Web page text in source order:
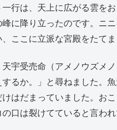
行は、天上に広がる雲を
に降り立ったのです。ニ
ここに立派な宮殿をたてま
宇受売命（アメノウズメ
るか。」と尋ねました。
はだまっていました。お
口は裂けてていると言われ